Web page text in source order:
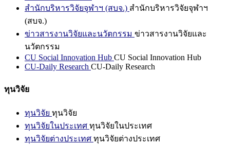
สำนักบริหารวิจัยจุฬาฯ (สบจ.) สำนักบริหารวิจัยจุฬาฯ
(สบจ.)
ข่าวสารงานวิจัยและนวัตกรรม ข่าวสารงานวิจัยและ
นวัตกรรม
CU Social Innovation Hub CU Social Innovation Hub
CU-Daily Research CU-Daily Research
ทุนวิจัย
ทุนวิจัย ทุนวิจัย
ทุนวิจัยในประเทศ ทุนวิจัยในประเทศ
ทุนวิจัยต่างประเทศ ทุนวิจัยต่างประเทศ